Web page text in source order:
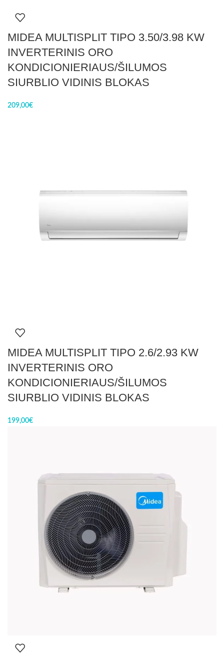
MIDEA MULTISPLIT TIPO 3.50/3.98 KW
INVERTERINIS ORO
KONDICIONIERIAUS/ŠILUMOS
SIURBLIO VIDINIS BLOKAS
209,00€
MIDEA MULTISPLIT TIPO 2.6/2.93 KW
INVERTERINIS ORO
KONDICIONIERIAUS/ŠILUMOS
SIURBLIO VIDINIS BLOKAS
199,00€